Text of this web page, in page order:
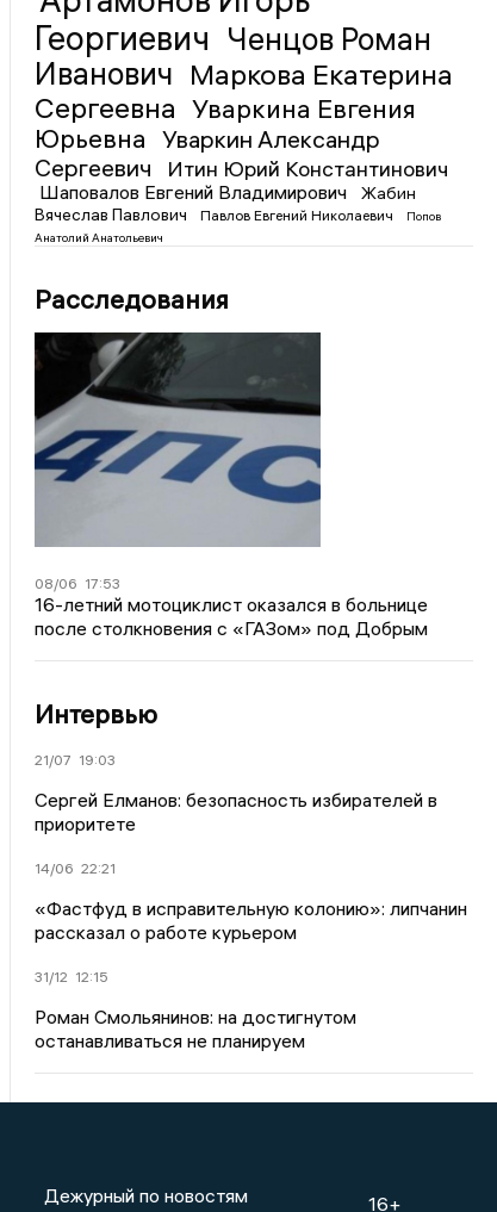
Георгиевич Ченцов Роман
Иванович Маркова Екатерина
Сергеевна Уваркина Евгения
Юрьевна
Уваркин Александр
Сергеевич
Итин Юрий Константинович
Шаповалов Евгений Владимирович
Жабин
Вячеслав Павлович
Павлов Евгений Николаевич
Попов
Анатолий Анатольевич
Расследования
08/06 17:53
16-летний мотоциклист оказался в больнице
после столкновения с «ГАЗом» под Добрым
Интервью
21/07 19:03
Сергей Елманов: безопасность избирателей в
приоритете
14/06 22:21
«Фастфуд в исправительную колонию»: липчанин
рассказал о работе курьером
31/12 12:15
Роман Смольянинов: на достигнутом
останавливаться не планируем
Дежурный по новостям 16+